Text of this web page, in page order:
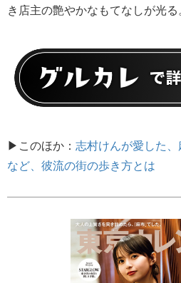
き店主の艶やかなもてなしが光る。
▶このほか： 志村けんが愛した
など、彼流の街の歩き方とは